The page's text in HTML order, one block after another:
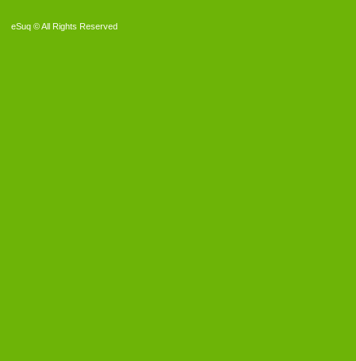
eSuq © All Rights Reserved